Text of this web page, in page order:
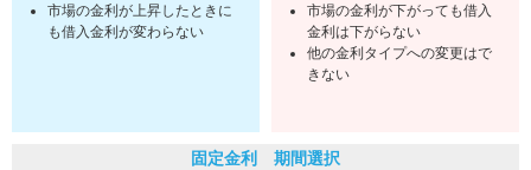
市場の金利が上昇したときに
も借入金利が変わらない
市場の金利が下がっても借入
金利は下がらない
他の金利タイプへの変更はで
きない
固定金利 期間選択